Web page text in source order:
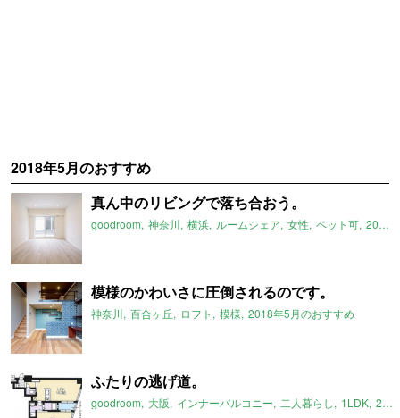
2018年5月のおすすめ
真ん中のリビングで落ち合おう。
goodroom 神奈川 横浜 ルームシェア 女性 ペット可 2018年5月のおすすめ
模様のかわいさに圧倒されるのです。
神奈川 百合ヶ丘 ロフト 模様 2018年5月のおすすめ
ふたりの逃げ道。
goodroom 大阪 インナーバルコニー 二人暮らし 1LDK 2018年5月のおすすめ